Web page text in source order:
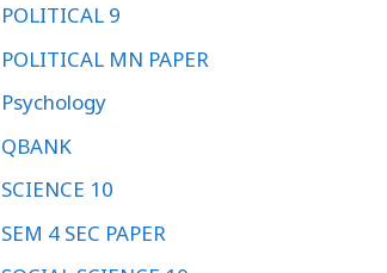
POLITICAL 9
POLITICAL MN PAPER
Psychology
QBANK
SCIENCE 10
SEM 4 SEC PAPER